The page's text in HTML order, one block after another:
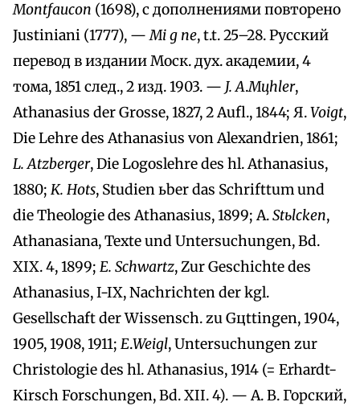
Montfaucon (1698), с дополнениями повторено
Justiniani (1777), —Міg пе, t.t. 25–28. Русский
перевод в издании Моск. дух. академии, 4
тома, 1851 след., 2 изд. 1903. — J. A.Mцhler,
Athanasius der Grosse, 1827, 2 Aufl., 1844; Я.Voigt,
Die Lehre des Athanasius von Alexandrien, 1861;
L. Atzberger, Die Logoslehre des hl. Athanasius,
1880; K. Hots, Studien ьber das Schrifttum und
die Theologie des Athanasius, 1899; A.Stьlcken,
Athanasiana, Texte und Untersuchungen, Bd.
XIX. 4, 1899; E. Schwartz, Zur Geschichte des
Athanasius, I-IX, Nachrichten der kgl.
Gesellschaft der Wissensch. zu Gцttingen, 1904,
1905, 1908, 1911; E.Weigl, Untersuchungen zur
Christologie des hl. Athanasius, 1914 (= Erhardt-
Kirsch Forschungen, Bd. XII. 4). — A. B. Горский,